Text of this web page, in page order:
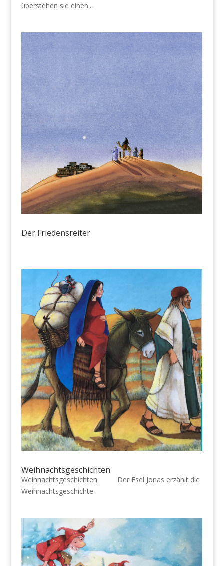
überstehen sie einen...
Der Friedensreiter
Weihnachtsgeschichten
Weihnachtsgeschichten Der Esel Jonas erzählt die
Weihnachtsgeschichte